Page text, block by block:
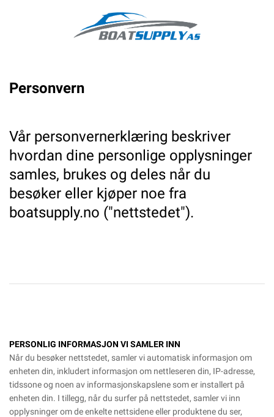
Personvern
Vår personvernerklæring beskriver
hvordan dine personlige opplysninger
samles, brukes og deles når du
besøker eller kjøper noe fra
boatsupply.no ("nettstedet").
PERSONLIG INFORMASJON VI SAMLER INN
Når du besøker nettstedet, samler vi automatisk informasjon om
enheten din, inkludert informasjon om nettleseren din, IP-adresse,
tidssone og noen av informasjonskapslene som er installert på
enheten din. I tillegg, når du surfer på nettstedet, samler vi inn
opplysninger om de enkelte nettsidene eller produktene du ser,